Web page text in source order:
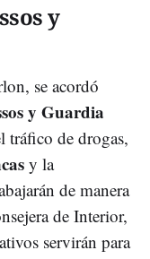
y
se acordó
y Guardia
tráfico de drogas,
y la
de manera
de Interior,
servirán para